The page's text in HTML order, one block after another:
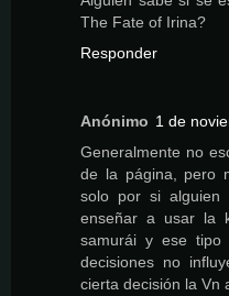
The Fate of Irina?
Responder
Anónimo 1 de
Generalmente no
de la página, pero
solo por si alguien
enseñar a usar la
samurái y ese
decisiones no
cierta decisión la Vn